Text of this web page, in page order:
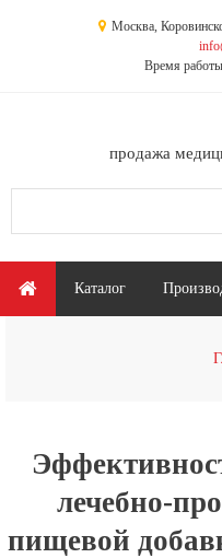
Москва,
Время
продажа
Главное меню
Каталог
лечебно-
пищевой